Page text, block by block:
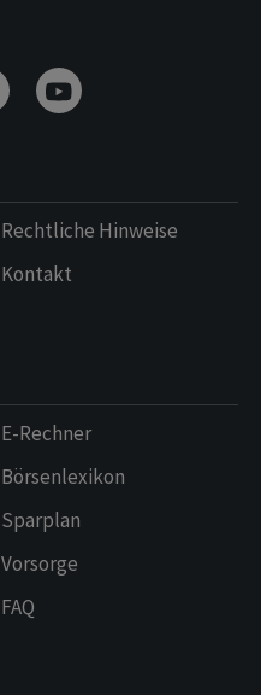
Rechtliche Hinweise
Kontakt
E-Rechner
Börsenlexikon
Sparplan
Vorsorge
FAQ